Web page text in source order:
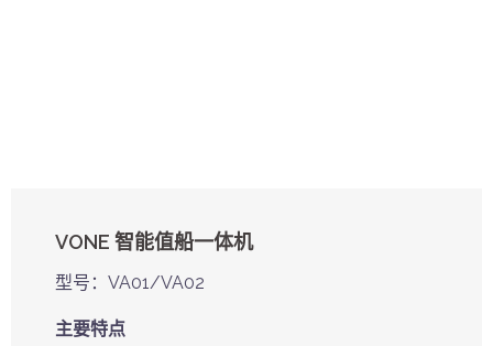
VONE 智能值船一体机
型号：VA01/VA02
主要特点